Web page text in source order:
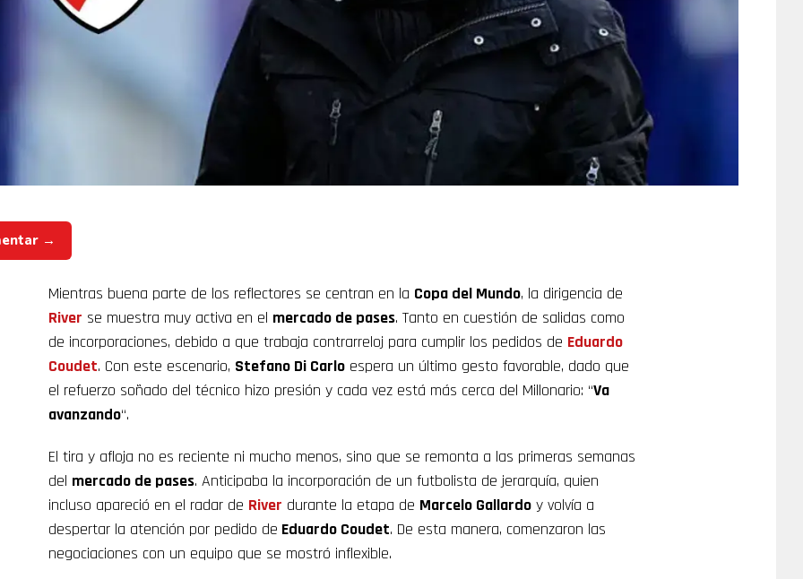
→
Mientras buena parte de los reflectores se centran en la Copa del Mundo, la dirigencia de
River se muestra muy activa en el mercado de pases. Tanto en cuestión de salidas como
de incorporaciones, debido a que trabaja contrarreloj para cumplir los pedidos de Eduardo
Coudet. Con este escenario, Stefano Di Carlo espera un último gesto favorable, dado que
el refuerzo soñado del técnico hizo presión y cada vez está más cerca del Millonario: “Va
avanzando“.
El tira y afloja no es reciente ni mucho menos, sino que se remonta a las primeras semanas
del mercado de pases. Anticipaba la incorporación de un futbolista de jerarquía, quien
incluso apareció en el radar de River durante la etapa de Marcelo Gallardo y volvía a
despertar la atención por pedido de Eduardo Coudet. De esta manera, comenzaron las
negociaciones con un equipo que se mostró inflexible.